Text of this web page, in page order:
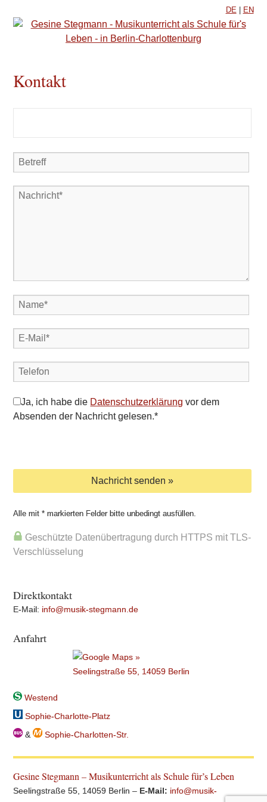
DE| EN
Kontakt
Ja, ich habe die Datenschutzerklärung vor dem
Absenden der Nachricht gelesen.*
Alle mit * markierten Felder bitte unbedingt ausfüllen.
Geschützte Datenübertragung durch HTTPS mit TLS-
Verschlüsselung
Direktkontakt
E-Mail: info@musik-stegmann.de
Anfahrt
Westend
Sophie-Charlotte-Platz
&
Sophie-Charlotten-Str.
Gesine Stegmann – Musikunterricht als Schule für’s Leben
Seelingstraße 55, 14059 Berlin – E-Mail: info@musik-